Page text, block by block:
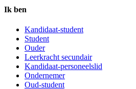
Ik ben
Kandidaat-student
Student
Ouder
Leerkracht secundair
Kandidaat-personeelslid
Ondernemer
Oud-student